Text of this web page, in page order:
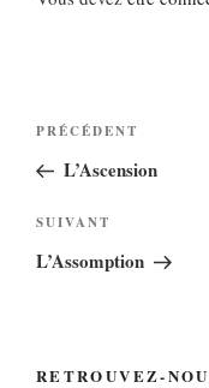
Navigation
l’article
Article
précédent
PRÉCÉDENT
L’Ascension
Article
suivant
SUIVANT
L’Assomption
RETROUVEZ-